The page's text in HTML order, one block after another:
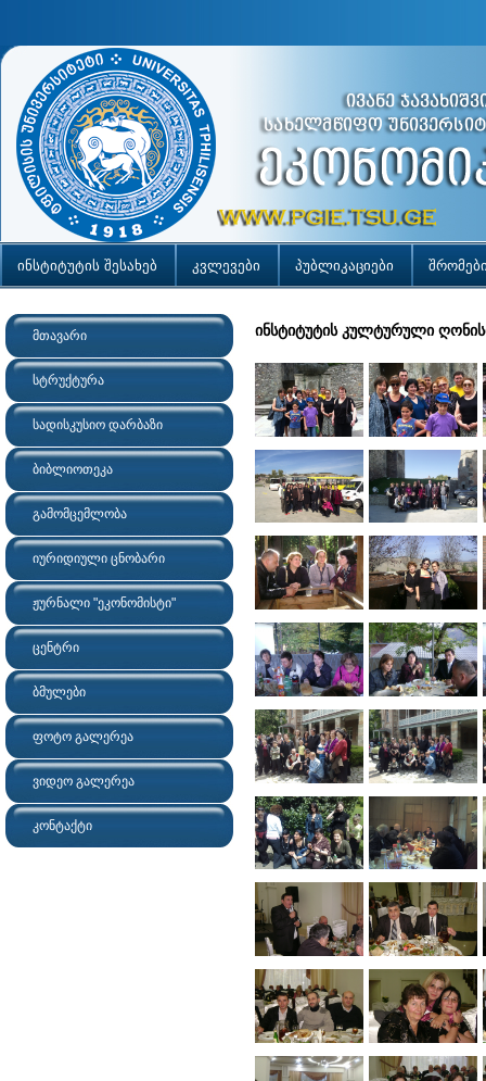
ინსტიტუტის შესახებ კვლევები პუბლიკაციები
მთავარი
სტრუქტურა
სადისკუსიო დარბაზი
ბიბლიოთეკა
გამომცემლობა
იურიდიული ცნობარი
ჟურნალი "ეკონომისტი"
ცენტრი
ბმულები
ფოტო გალერეა
ვიდეო გალერეა
კონტაქტი
ინსტიტუტის კულტურული